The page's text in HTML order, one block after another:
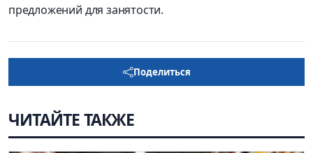
предложений для занятости.
Поделиться
ЧИТАЙТЕ ТАКЖЕ